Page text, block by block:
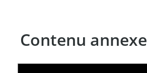
Contenu annexe